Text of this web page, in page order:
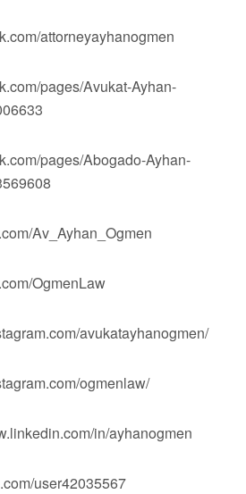
attorneyayhanogmen
pages/Avukat-Ayhan-
pages/Abogado-Ayhan-
Av_Ayhan_Ogmen
OgmenLaw
avukatayhanogmen/
ogmenlaw/
in/ayhanogmen
user42035567